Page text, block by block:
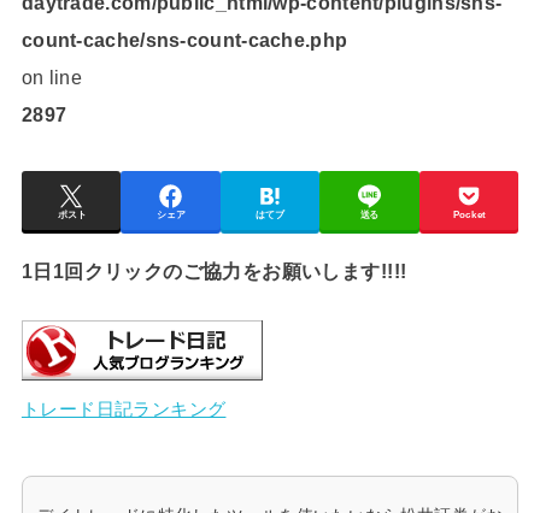
count-cache/sns-count-cache.php
on line
2897
ポスト シェア はてブ 送る Pocket
1日1回クリックのご協力をお願いします!!!!
トレード日記ランキング